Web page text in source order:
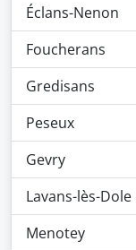
Éclans-Nenon
Foucherans
Gredisans
Peseux
Gevry
Lavans-lès-Dole
Menotey